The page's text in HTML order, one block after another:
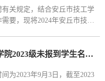
关规定，结合安丘市技工学
要，现将2024年安丘市技工
潍坊食品科技职业学院2023级未报到学生名单公示
为2023年9月3日，截至2023